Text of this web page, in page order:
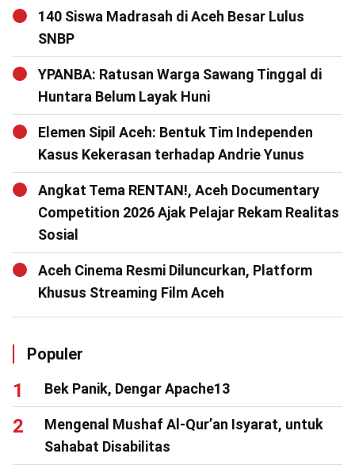
140 Siswa Madrasah di Aceh Besar Lulus
SNBP
YPANBA: Ratusan Warga Sawang Tinggal di
Huntara Belum Layak Huni
Elemen Sipil Aceh: Bentuk Tim Independen
Kasus Kekerasan terhadap Andrie Yunus
Angkat Tema RENTAN!, Aceh Documentary
Competition 2026 Ajak Pelajar Rekam Realitas
Sosial
Aceh Cinema Resmi Diluncurkan, Platform
Khusus Streaming Film Aceh
Populer
Bek Panik, Dengar Apache13
Mengenal Mushaf Al-Qur’an Isyarat, untuk
Sahabat Disabilitas